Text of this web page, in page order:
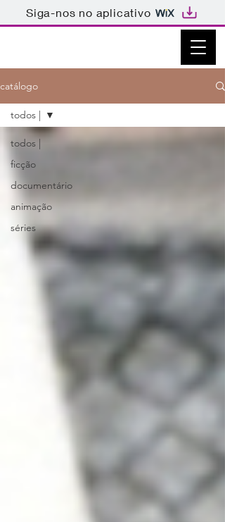
Siga-nos no aplicativo
catálogo
todos |
ficção
documentário
animação
séries
todos |